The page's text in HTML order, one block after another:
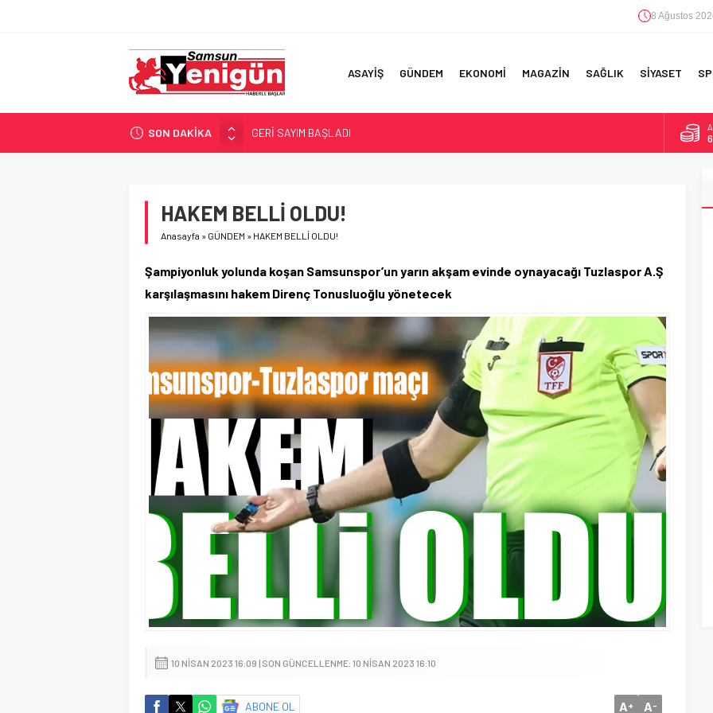
8 Ağustos
ASAYİŞ GÜNDEM EKONOMİ MAGAZİN SAĞLIK SİYASET
SON DAKİKA
GERİ SAYIM BAŞLADI
SAMSUNSPOR’DA HEDEF 5’İNCİLİK!
İŞTE FINDIK FİYATI!
YÖNETİCİ SEÇERKEN YAPILAN EN BÜYÜK HATALAR
HAKEM BELLİ OLDU!
Anasayfa » GÜNDEM » HAKEM BELLİ OLDU!
Şampiyonluk yolunda koşan Samsunspor’un yarın akşam evinde oynayacağı Tuzlaspor A.Ş
karşılaşmasını hakem Direnç Tonusluoğlu yönetecek
10 NISAN 2023 16:09 | SON GÜNCELLENME: 10 NISAN 2023 16:10
ABONE OL A+ A-